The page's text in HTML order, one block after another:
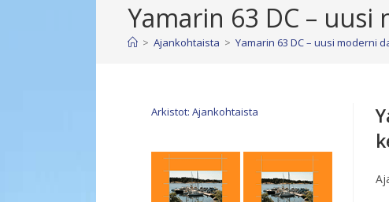
search
Yamarin 63 DC –
> Ajankohtaista > Yamarin 63 DC – uusi moderni
Arkistot: Ajankohtaista